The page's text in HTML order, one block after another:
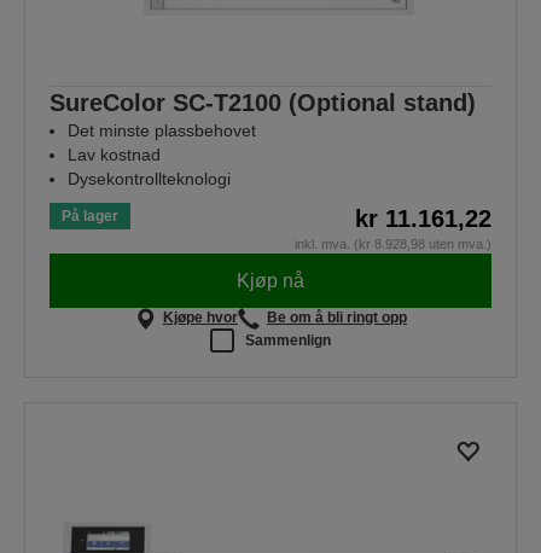
SureColor SC-T2100 (Optional stand)
Det minste plassbehovet
Lav kostnad
Dysekontrollteknologi
På lager kr 11.161,22
inkl. mva. (kr 8.928,98 uten mva.)
Kjøp nå
Kjøpe hvor
Be om å bli ringt opp
Sammenlign